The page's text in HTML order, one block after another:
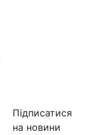
Підписатися
на новини